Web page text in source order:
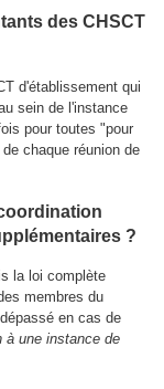
des CHSCT
d'établissement qui
sein de l'instance
pour toutes "pour
chaque réunion de
?
la loi complète
membres du
en cas de
à une instance de